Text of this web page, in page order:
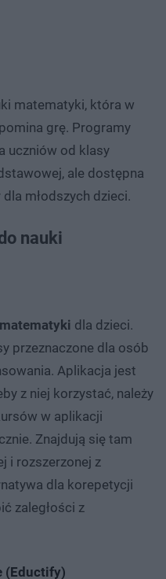
matematyki, która w
grę. Programy
uczniów od klasy
ale dostępna
młodszych dzieci.
nauki
dla dzieci.
przeznaczone dla osób
Aplikacja jest
z niej korzystać, należy
w aplikacji
Znajdują się tam
i rozszerzonej z
dla korepetycji
zaległości z
(Eductify)